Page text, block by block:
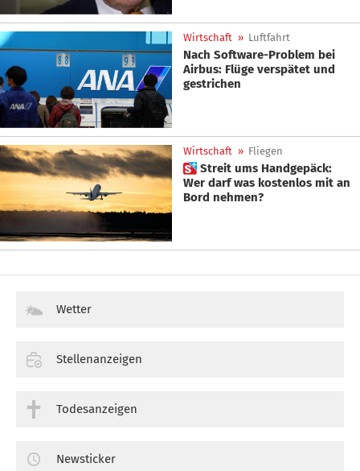
Wirtschaft » Luftfahrt
Nach Software-Problem bei
Airbus: Flüge verspätet und
gestrichen
Wirtschaft » Fliegen
 Streit ums Handgepäck:
Wer darf was kostenlos mit an
Bord nehmen?
Wetter
Stellenanzeigen
Todesanzeigen
Newsticker